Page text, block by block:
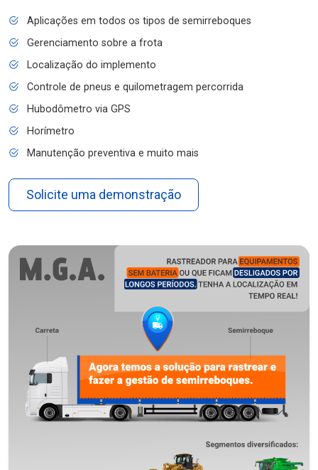
Aplicações em todos os tipos de semirreboques
Gerenciamento sobre a frota
Localização do implemento
Controle de pneus e quilometragem percorrida
Hubodômetro via GPS
Horímetro
Manutenção preventiva e muito mais
Solicite uma demonstração